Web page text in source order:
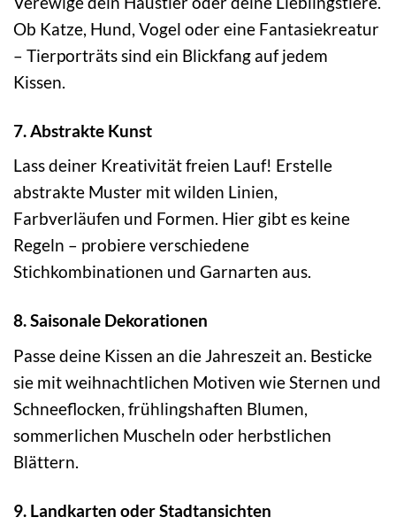
Ob Katze, Hund, Vogel oder eine Fantasiekreatur
– Tierporträts sind ein Blickfang auf jedem
Kissen.
7. Abstrakte Kunst
Lass deiner Kreativität freien Lauf! Erstelle
abstrakte Muster mit wilden Linien,
Farbverläufen und Formen. Hier gibt es keine
Regeln – probiere verschiedene
Stichkombinationen und Garnarten aus.
8. Saisonale Dekorationen
Passe deine Kissen an die Jahreszeit an. Besticke
sie mit weihnachtlichen Motiven wie Sternen und
Schneeflocken, frühlingshaften Blumen,
sommerlichen Muscheln oder herbstlichen
Blättern.
9. Landkarten oder Stadtansichten